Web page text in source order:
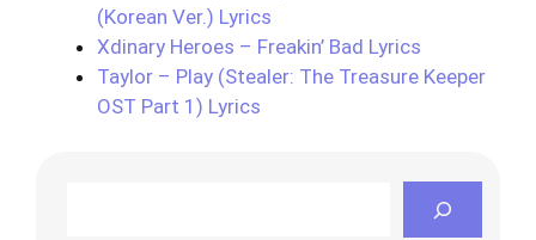
(Korean Ver.) Lyrics
Xdinary Heroes – Freakin’ Bad Lyrics
Taylor – Play (Stealer: The Treasure Keeper
OST Part 1) Lyrics